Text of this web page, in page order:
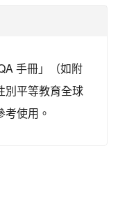
手冊」（如附
別平等教育全球
使用。